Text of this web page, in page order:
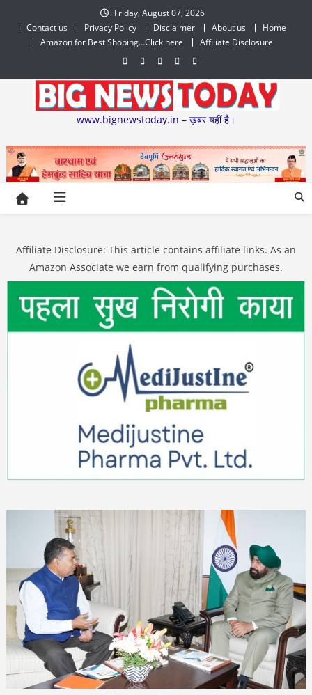
content
Friday, August 07, 2026
Contact us
Privacy Policy Disclaimer About us
Home
Amazon for Best Shoping…Click here
Affiliate Disclosure
www.bignewstoday.in – ख़बर यहीं है।
Affiliate Disclosure: This article contains affiliate links. As an
Amazon Associate we earn from qualifying purchases.